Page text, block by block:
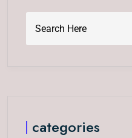
categories